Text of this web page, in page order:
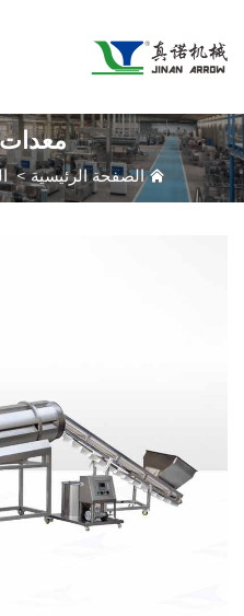
معدات
الصفحة الرئيسية>